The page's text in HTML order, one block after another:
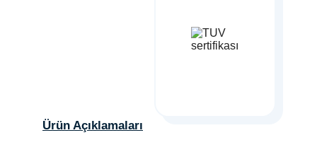
Ürün Açıklamaları